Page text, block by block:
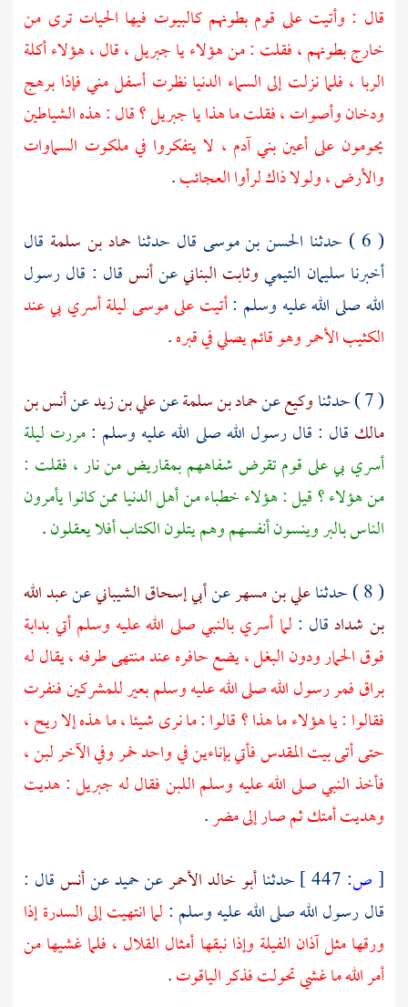
قال : وأتيت على قوم بطونهم كالبيوت فيها الحيات ترى من
خارج بطونهم ، فقلت : من هؤلاء ياجبريل، قال ، هؤلاء أكلة
الربا ، فلما نزلت إلى السماء الدنيا نظرت أسفل مني فإذا برهج
ودخان وأصوات ، فقلت ما هذا ياجبريل؟ قال : هذه الشياطين
يحومون على أعين بنيآدم ، لا يتفكروا في ملكوت السماوات
والأرض ، ولولا ذاك لرأوا العجائب.
( 6 ) حدثنا
الحسن بن موسى قال حدثنا حماد بن سلمة قال
أخبرنا سليمان التيميوثابت البنانيعنأنسقال : قال رسول
الله صلى الله عليه وسلم :أتيت علىموسىليلة أسري بي عند
الكثيب الأحمر وهو قائم يصلي في قبره.
( 7 ) حدثنا
وكيععنحماد بن سلمةعنعلي بن زيدعنأنس بن
مالك قال : قال رسول الله صلى الله عليه وسلم :مررت ليلة
أسري بي على قوم تقرض شفاههم بمقاريض من نار ، فقلت :
من هؤلاء ؟ قيل : هؤلاء خطباء من أهل الدنيا ممن كانوا يأمرون
الناس بالبر وينسون أنفسهم وهم يتلون الكتاب أفلا يعقلون.
( 8 ) حدثنا
علي بن مسهرعنأبي إسحاق الشيبانيعنعبد الله
بن شدادقال : لما أسري بالنبي صلى الله عليه وسلم أتي بدابة
فوق الحمار ودون البغل ، يضع حافره عند منتهى طرفه ، يقال له
براق فمر رسول الله صلى الله عليه وسلم بعير للمشركين فنفرت
فقالوا : يا هؤلاء ما هذا ؟ قالوا : ما نرى شيئا ، ما هذه إلا ريح ،
حتى أتىبيت المقدسفأتي بإناءين في واحد خمر وفي الآخر لبن ،
فأخذ النبي صلى الله عليه وسلم اللبن فقال له جبريل: هديت
وهديت أمتك ثم صار إلىمضر.
[ص: حدثناأبو خالد الأحمرعنحميدعنأنسقال :
قال رسول الله صلى الله عليه وسلم : لما انتهيت إلى السدرة إذا
ورقها مثل آذان الفيلة وإذا نبقها أمثال القلال ، فلما غشيها من
أمر الله ما غشي تحولت فذكر الياقوت.